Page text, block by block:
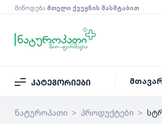
მიწოდება მთელი ქვეყნის მასშტაბით
კატეგორიები
ნატუროპათი > პროდუქტები >